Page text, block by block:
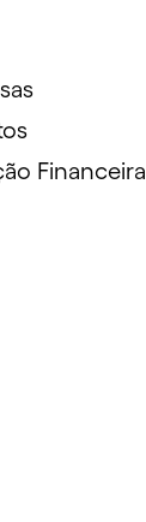
Financeira